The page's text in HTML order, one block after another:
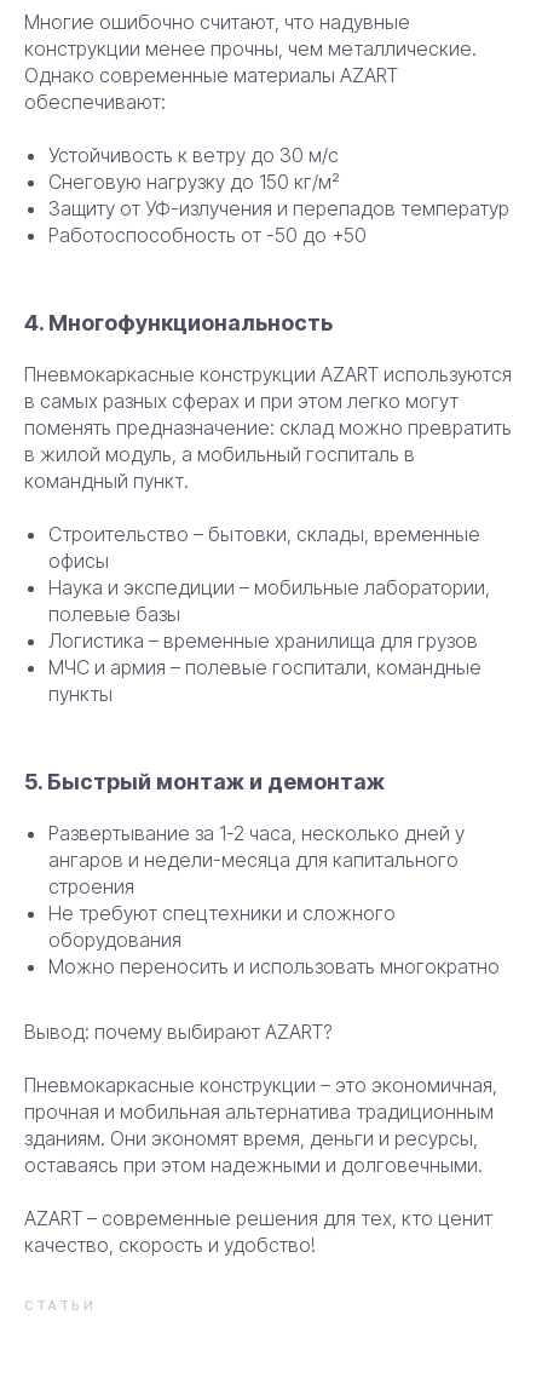
Многие ошибочно считают, что надувные
конструкции менее прочны, чем металлические.
Однако современные материалы AZART
обеспечивают:
Устойчивость к ветру до 30 м/с
Снеговую нагрузку до 150 кг/м²
Защиту от УФ-излучения и перепадов температур
Работоспособность от -50 до +50
4. Многофункциональность
Пневмокаркасные конструкции AZART используются
в самых разных сферах и при этом легко могут
поменять предназначение: склад можно превратить
в жилой модуль, а мобильный госпиталь в
командный пункт.
Строительство – бытовки, склады, временные
офисы
Наука и экспедиции – мобильные лаборатории,
полевые базы
Логистика – временные хранилища для грузов
МЧС и армия – полевые госпитали, командные
пункты
5. Быстрый монтаж и демонтаж
Развертывание за 1-2 часа, несколько дней у
ангаров и недели-месяца для капитального
строения
Не требуют спецтехники и сложного
оборудования
Можно переносить и использовать многократно
Вывод: почему выбирают AZART?
Пневмокаркасные конструкции – это экономичная,
прочная и мобильная альтернатива традиционным
зданиям. Они экономят время, деньги и ресурсы,
оставаясь при этом надежными и долговечными.
AZART – современные решения для тех, кто ценит
качество, скорость и удобство!
СТАТЬИ